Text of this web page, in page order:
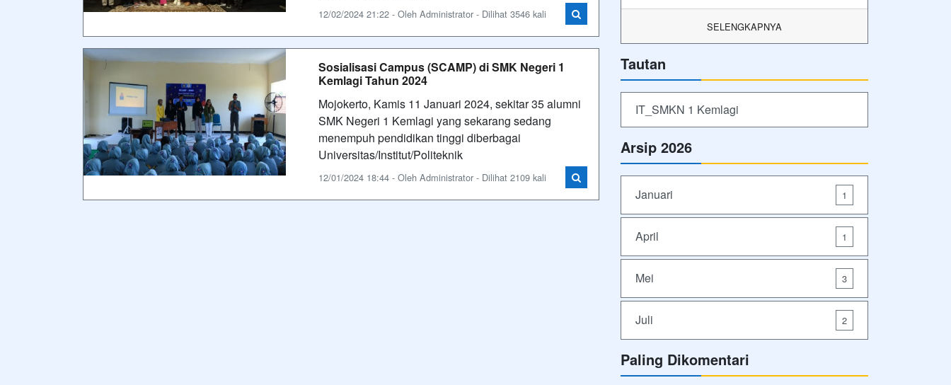
12/02/2024 21:22 - Oleh Administrator - Dilihat 3546 kali
Sosialisasi Campus (SCAMP) di SMK Negeri 1
Kemlagi Tahun 2024
Mojokerto, Kamis 11 Januari 2024, sekitar 35 alumni
SMK Negeri 1 Kemlagi yang sekarang sedang
menempuh pendidikan tinggi diberbagai
Universitas/Institut/Politeknik
12/01/2024 18:44 - Oleh Administrator - Dilihat 2109 kali
SELENGKAPNYA
Tautan
IT_SMKN 1 Kemlagi
Arsip 2026
Januari 1
April 1
Mei 3
Juli 2
Paling Dikomentari